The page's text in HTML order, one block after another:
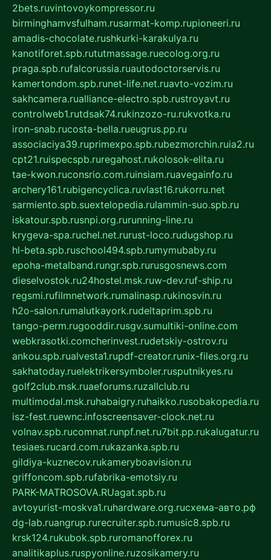
2bets.ruvintovoykompressor.ru
birminghamvsfulham.rusarmat-komp.rupioneeri.ru
amadis-chocolate.rushkurki-karakulya.ru
kanotiforet.spb.rututmassage.ruecolog.org.ru
praga.spb.rufalcorussia.ruautodoctorservis.ru
kamertondom.spb.runet-life.net.ruavto-vozim.ru
sakhcamera.rualliance-electro.spb.rustroyavt.ru
controlweb1.rutdsak74.rukinzozo-ru.rukvotka.ru
iron-snab.rucosta-bella.rueugrus.pp.ru
associaciya39.ruprimexpo.spb.rubezmorchin.ruia2.ru
cpt21.ruispecspb.ruregahost.rukolosok-elita.ru
tae-kwon.ruconsrio.com.ruinsiam.ruavegainfo.ru
archery161.rubigencyclica.ruvlast16.rukorru.net
sarmiento.spb.suextelopedia.rulammin-suo.spb.ru
iskatour.spb.rusnpi.org.rurunning-line.ru
krygeva-spa.ruchel.net.rurust-loco.rudugshop.ru
hl-beta.spb.ruschool494.spb.rumymubaby.ru
epoha-metalband.rungr.spb.rurusgosnews.com
dieselvostok.ru24hostel.msk.ruw-dev.ruf-ship.ru
regsmi.rufilmnetwork.rumalinasp.rukinosvin.ru
h2o-salon.rumalutkayork.rudeltaprim.spb.ru
tango-perm.rugooddir.rusgv.sumultiki-online.com
webkrasotki.comcherinvest.rudetskiy-ostrov.ru
ankou.spb.rualvesta1.rupdf-creator.runix-files.org.ru
sakhatoday.ruelektrikersymboler.rusputnikyes.ru
golf2club.msk.ruaeforums.ruzallclub.ru
multimodal.msk.ruhabaigry.ruhaikko.rusobakopedia.ru
isz-fest.ruewnc.infoscreensaver-clock.net.ru
volnav.spb.rucomnat.runpf.net.ru7bit.pp.rukalugatur.ru
tesiaes.rucard.com.rukazanka.spb.ru
gildiya-kuznecov.rukameryboavision.ru
griffoncom.spb.rufabrika-emotsiy.ru
PARK-MATROSOVA.RUagat.spb.ru
avtoyurist-moskva1.ruhardware.org.ruсхема-авто.рф
dg-lab.ruangrup.rurecruiter.spb.rumusic8.spb.ru
krsk124.rukubok.spb.ruromanofforex.ru
analitikaplus.ruspyonline.ruzosikamery.ru